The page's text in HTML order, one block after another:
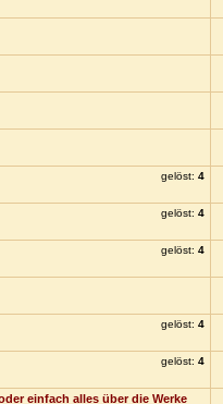
gelöst: 4
gelöst: 4
gelöst: 4
gelöst: 4
gelöst: 4
einfach alles über die Werke